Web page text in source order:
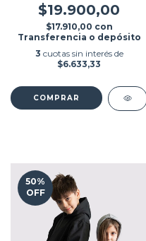
$19.900,00
$17.910,00 con
Transferencia o depósito
3 cuotas sin interés de
$6.633,33
COMPRAR
50%
OFF